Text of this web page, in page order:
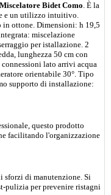
Bidet Como. È la
e un utilizzo intuitivo.
in ottone. Dimensioni: h 19,5
miscelazione
per istallazione. 2
lunghezza 50 cm con
lato arrivi acqua
orientabile 30°. Tipo
supporto di installazione:
questo prodotto
facilitando l'organizzazione
di manutenzione. Si
pulizia per prevenire ristagni